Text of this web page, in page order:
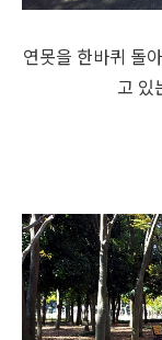
연못을 한바퀴 돌
고 있